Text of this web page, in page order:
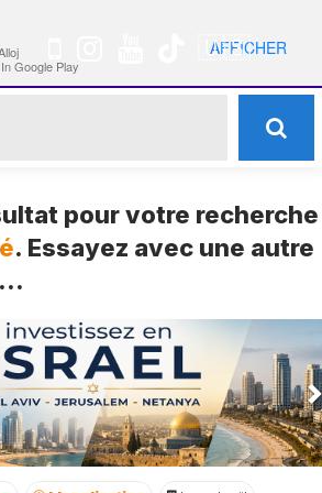
🇺🇸 Nav
pour votre recherche
. Essayez avec une autre
Google Play
AFFICHER